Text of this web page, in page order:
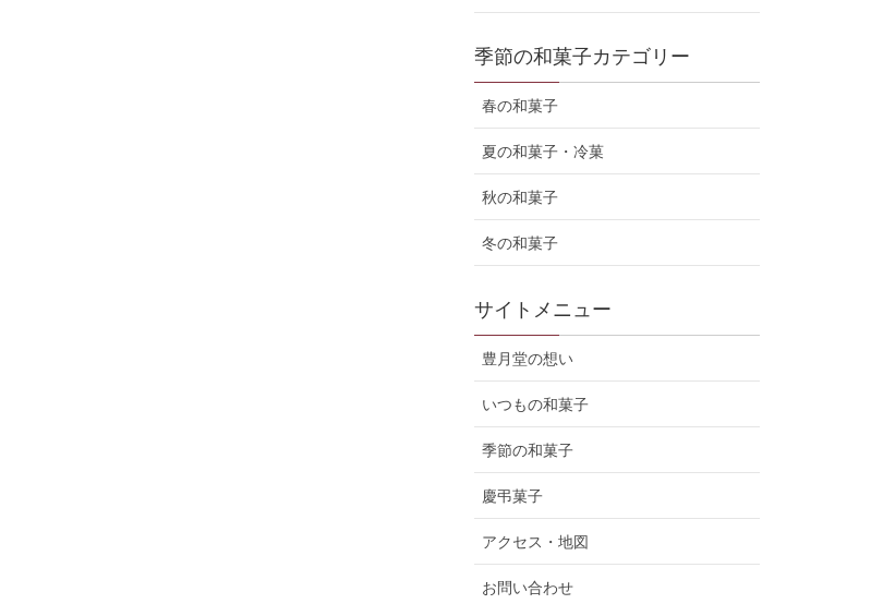
季節の和菓子カテゴリー
春の和菓子
夏の和菓子・冷菓
秋の和菓子
冬の和菓子
サイトメニュー
豊月堂の想い
いつもの和菓子
季節の和菓子
慶弔菓子
アクセス・地図
お問い合わせ